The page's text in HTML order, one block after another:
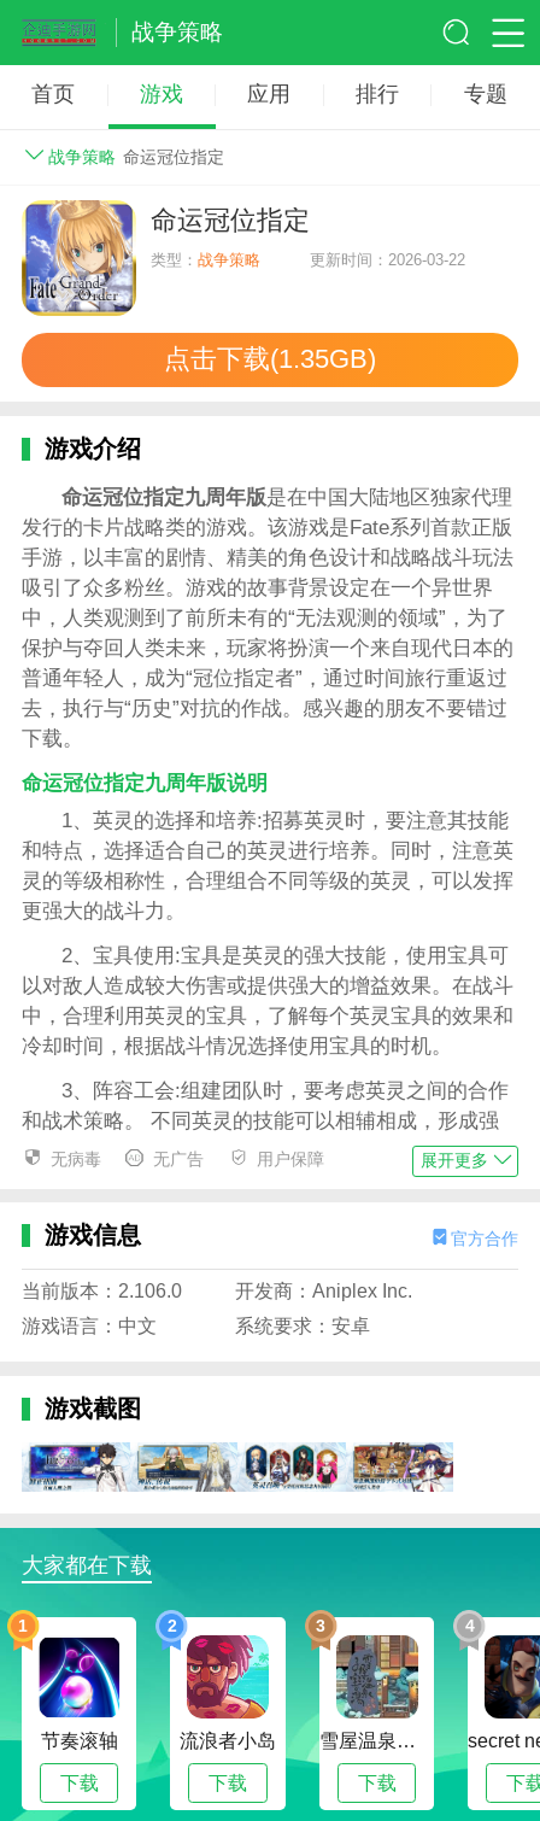
战争策略
首页 游戏 应用 排行 专题
战争策略 命运冠位指定
命运冠位指定
类型：战争策略 更新时间：2026-03-22
点击下载(1.35GB)
游戏介绍
命运冠位指定九周年版是在中国大陆地区独家代理
发行的卡片战略类的游戏。该游戏是Fate系列首款正版
手游，以丰富的剧情、精美的角色设计和战略战斗玩法
吸引了众多粉丝。游戏的故事背景设定在一个异世界
中，人类观测到了前所未有的“无法观测的领域”，为了
保护与夺回人类未来，玩家将扮演一个来自现代日本的
普通年轻人，成为“冠位指定者”，通过时间旅行重返过
去，执行与“历史”对抗的作战。感兴趣的朋友不要错过
下载。
命运冠位指定九周年版说明
1、英灵的选择和培养:招募英灵时，要注意其技能
和特点，选择适合自己的英灵进行培养。同时，注意英
灵的等级相称性，合理组合不同等级的英灵，可以发挥
更强大的战斗力。
2、宝具使用:宝具是英灵的强大技能，使用宝具可
以对敌人造成较大伤害或提供强大的增益效果。在战斗
中，合理利用英灵的宝具，了解每个英灵宝具的效果和
冷却时间，根据战斗情况选择使用宝具的时机。
3、阵容工会:组建团队时，要考虑英灵之间的合作
和战术策略。 不同英灵的技能可以相辅相成，形成强
大的合作效果。根据战斗需要，灵活调整阵容，制定最
4、剧情探索:游戏中剧情流程充满震撼的战斗、深
要注意与英灵建立纽带，解锁更多剧情和特殊技能。
命运冠位指定九周年版集锦
等方式获得英灵和经验值卡，提升英灵等级和技能，另
外，玩家还可以为英灵装备概念礼服，提高战斗能
力。
英灵建立深厚的羁绊关系，解锁更多的剧本和特殊技
能。
3、策略战斗:游戏采用回合制战斗方式，玩家需要
根据敌我双方属性和技能合理安排战斗策略，合理利用
英灵宝具和技能，获得战斗胜利。
4、资源利用:游戏中资源有限，玩家应合理利用友
情点数、道具等各种资源，提高自身实力和战斗力。
命运冠位指定九周年版游戏攻略-怎么跳转到强化界
无病毒 无广告 用户保障 展开更多
游戏信息 官方合作
当前版本：2.106.0
开发商：Aniplex Inc.
游戏语言：中文
系统要求：安卓
游戏截图
大家都在下载
1
节奏滚轴
下载
2
流浪者小岛
下载
3
雪屋温泉旅馆下载官方版正版
下载
4
下